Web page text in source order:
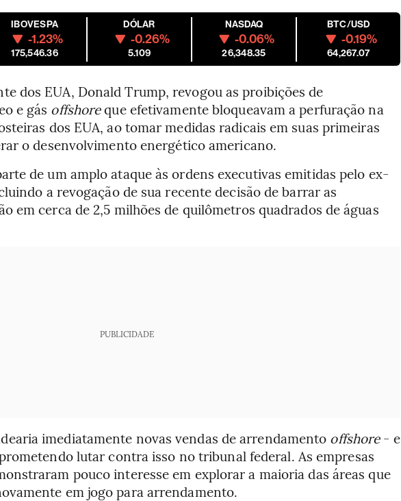
IBOVESPA
-1.23%
175,546.36
DÓLAR
-0.26%
5.109
NASDAQ
-0.06%
26,348.35
BTC/USD
-0.19%
64,267.07
dos EUA, Donald Trump, revogou as proibições de
e gás offshoreque efetivamente bloqueavam a perfuração na
dos EUA, ao tomar medidas radicais em suas primeiras
o desenvolvimento energético americano.
de um amplo ataque às ordens executivas emitidas pelo ex-
a revogação de sua recente decisão de barrar as
em cerca de 2,5 milhões de quilômetros quadrados de águas
PUBLICIDADE
imediatamente novas vendas de arrendamento offshore- e
lutar contra isso no tribunal federal. As empresas
pouco interesse em explorar a maioria das áreas que
em jogo para arrendamento.